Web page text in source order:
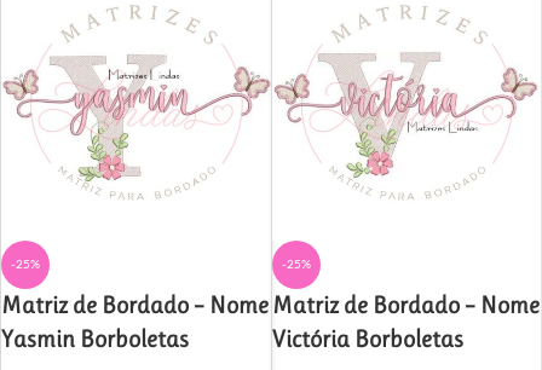
-25%
Matriz de Bordado – Nome
Yasmin Borboletas
-25%
Matriz de Bordado – Nome
Victória Borboletas